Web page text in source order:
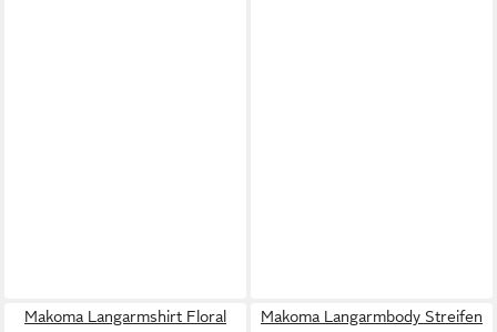
Makoma Langarmshirt Floral
Makoma Langarmbody Streifen